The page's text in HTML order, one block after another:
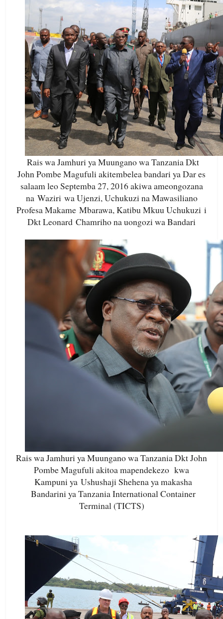
Rais wa Jamhuri ya Muungano wa Tanzania Dkt
John Pombe Magufuli akitembelea bandari ya Dar es
salaam leo Septemba 27, 2016 akiwa ameongozana
na Waziri wa Ujenzi, Uchukuzi na Mawasiliano
Profesa Makame Mbarawa, Katibu Mkuu Uchukuzi i
Dkt Leonard Chamriho na uongozi wa Bandari
Rais wa Jamhuri ya Muungano wa Tanzania Dkt John
Pombe Magufuli akitoa mapendekezo kwa
Kampuni ya Ushushaji Shehena ya makasha
Bandarini ya Tanzania International Container
Terminal (TICTS)